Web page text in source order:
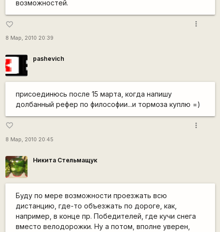
возможностей.
favorite_border
8 Мар, 2010 20:39
more_vert
pashevich
присоединюсь после 15 марта, когда напишу
долбанный рефер по философии...и тормоза куплю =)
favorite_border
8 Мар, 2010 20:45
more_vert
Никита Стельмащук
Буду по мере возможности проезжать всю
дистанцию, где-то объезжать по дороге, как,
например, в конце пр. Победителей, где кучи снега
вместо велодорожки. Ну а потом, вполне уверен,